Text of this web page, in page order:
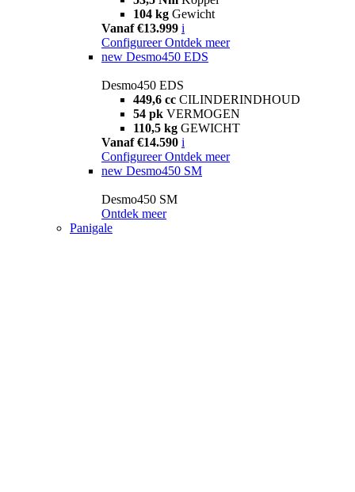
104 kg Gewicht
Vanaf €13.999 i
Configureer Ontdek meer
new Desmo450 EDS
Desmo450 EDS
449,6 cc CILINDERINDHOUD
54 pk VERMOGEN
110,5 kg GEWICHT
Vanaf €14.590 i
Configureer Ontdek meer
new Desmo450 SM
Desmo450 SM
Ontdek meer
Panigale